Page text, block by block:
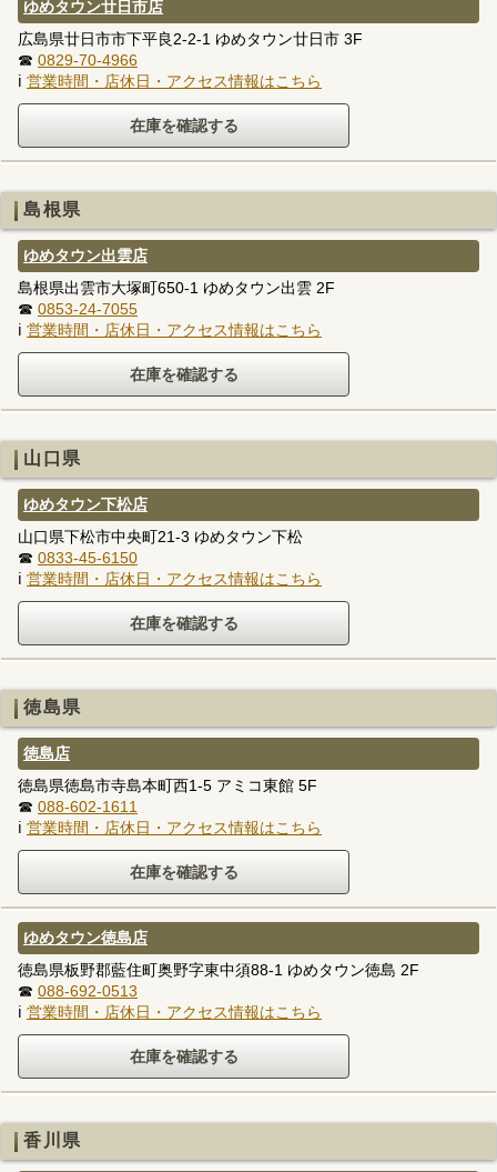
ゆめタウン廿日市店
広島県廿日市市下平良2-2-1 ゆめタウン廿日市 3F
☎ 0829-70-4966
ℹ 営業時間・店休日・アクセス情報はこちら
島根県
ゆめタウン出雲店
島根県出雲市大塚町650-1 ゆめタウン出雲 2F
☎ 0853-24-7055
ℹ 営業時間・店休日・アクセス情報はこちら
山口県
ゆめタウン下松店
山口県下松市中央町21-3 ゆめタウン下松
☎ 0833-45-6150
ℹ 営業時間・店休日・アクセス情報はこちら
徳島県
徳島店
徳島県徳島市寺島本町西1-5 アミコ東館 5F
☎ 088-602-1611
ℹ 営業時間・店休日・アクセス情報はこちら
ゆめタウン徳島店
徳島県板野郡藍住町奥野字東中須88-1 ゆめタウン徳島 2F
☎ 088-692-0513
ℹ 営業時間・店休日・アクセス情報はこちら
香川県